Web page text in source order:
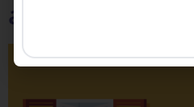
aprendizado